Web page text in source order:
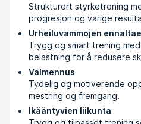
Strukturert styrketrening
progresjon og varige
Urheiluvammojen
Trygg og smart trening
belastning for å redusere
Valmennus
Tydelig og motiverende
mestring og fremgang.
Ikääntyvien liikunta